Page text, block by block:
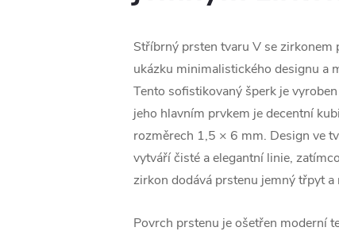
Stříbrný prsten tvaru V se zirkonem
ukázku minimalistického designu a
Tento sofistikovaný šperk je
jeho hlavním prvkem je decentní
rozměrech 1,5 × 6 mm. Design ve
vytváří čisté a elegantní linie,
zirkon dodává prstenu jemný třpyt a
Povrch prstenu je ošetřen moderní